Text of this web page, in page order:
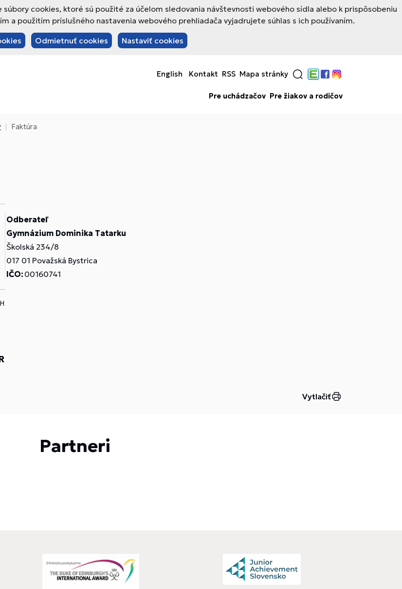
cookies, ktoré sú použité za účelom sledovania návštevnosti webového sídla alebo k prispôsobeniu
a použitím príslušného nastavenia webového prehliadača vyjadrujete súhlas s ich používaním.
Odmietnuť cookies Nastaviť cookies
English Kontakt RSS Mapa stránky
Edupage
Facebook
Instagram
Pre uchádzačov Pre žiakov a rodičov
Faktúra
Odberateľ
Gymnázium Dominika Tatarku
Školská 234/8
017 01 Považská Bystrica
IČO: 00160741
Vytlačiť
Partneri